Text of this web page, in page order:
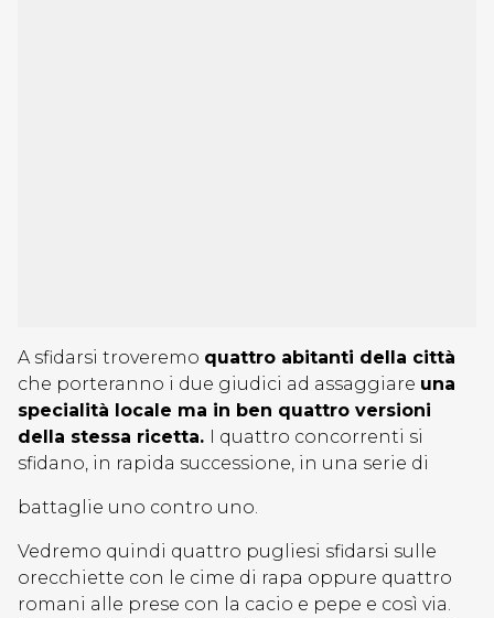
A sfidarsi troveremo quattro abitanti della città
che porteranno i due giudici ad assaggiare una
specialità locale ma in ben quattro versioni
della stessa ricetta. I quattro concorrenti si
sfidano, in rapida successione, in una serie di
battaglie uno contro uno.
Vedremo quindi quattro pugliesi sfidarsi sulle
orecchiette con le cime di rapa oppure quattro
romani alle prese con la cacio e pepe e così via.